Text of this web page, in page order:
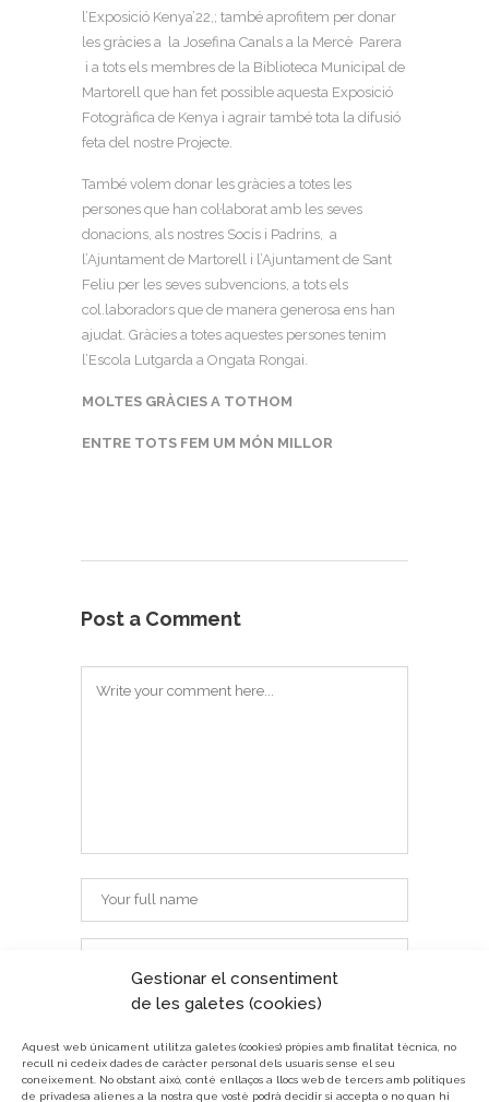
Gestionar el consentiment
de les galetes (cookies)
Aquest web únicament utilitza galetes (cookies) pròpies amb finalitat tècnica, no
recull ni cedeix dades de caràcter personal dels usuaris sense el seu
coneixement.
No obstant això, conté enllaços a llocs web de tercers amb polítiques
de privadesa alienes a la nostra que vostè podrà decidir si accepta o no quan hi
l’Exposició Kenya’22,; també aprofitem per donar
les gràcies a la Josefina Canals a la Mercè Parera
i a tots els membres de la Biblioteca Municipal de
Martorell que han fet possible aquesta Exposició
Fotogràfica de Kenya i agrair també tota la difusió
feta del nostre Projecte.
També volem donar les gràcies a totes les
persones que han col·laborat amb les seves
donacions, als nostres Socis i Padrins, a
l’Ajuntament de Martorell i l’Ajuntament de Sant
Feliu per les seves subvencions, a tots els
col.laboradors que de manera generosa ens han
ajudat. Gràcies a totes aquestes persones tenim
l’Escola Lutgarda a Ongata Rongai.
MOLTES GRÀCIES A TOTHOM
ENTRE TOTS FEM UM MÓN MILLOR
Post a Comment